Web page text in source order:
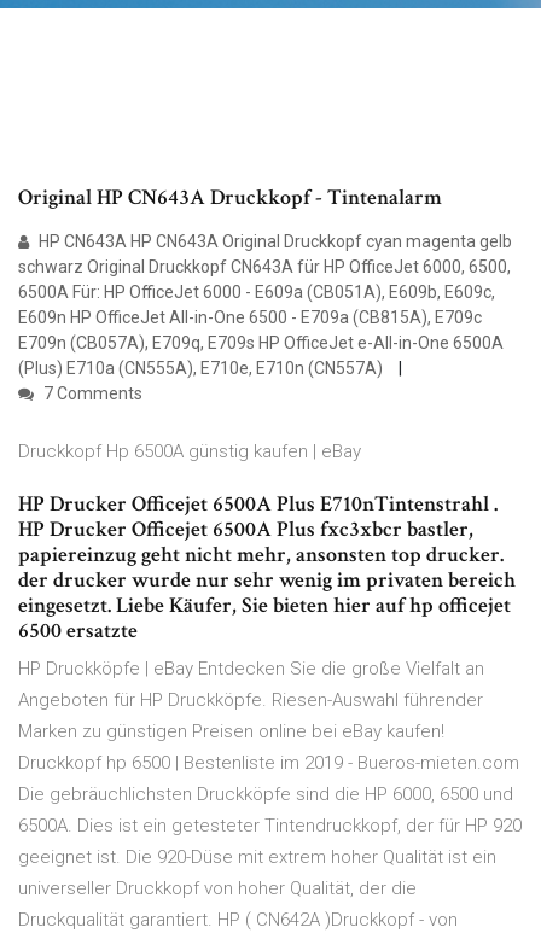
Original HP CN643A Druckkopf - Tintenalarm
HP CN643A HP CN643A Original Druckkopf cyan magenta gelb
schwarz Original Druckkopf CN643A für HP OfficeJet 6000, 6500,
6500A Für: HP OfficeJet 6000 - E609a (CB051A), E609b, E609c,
E609n HP OfficeJet All-in-One 6500 - E709a (CB815A), E709c
E709n (CB057A), E709q, E709s HP OfficeJet e-All-in-One 6500A
(Plus) E710a (CN555A), E710e, E710n (CN557A)
7 Comments
Druckkopf Hp 6500A günstig kaufen | eBay
HP Drucker Officejet 6500A Plus E710nTintenstrahl .
HP Drucker Officejet 6500A Plus fxc3xbcr bastler,
papiereinzug geht nicht mehr, ansonsten top drucker.
der drucker wurde nur sehr wenig im privaten bereich
eingesetzt. Liebe Käufer, Sie bieten hier auf hp officejet
6500 ersatzte
HP Druckköpfe | eBay Entdecken Sie die große Vielfalt an
Angeboten für HP Druckköpfe. Riesen-Auswahl führender
Marken zu günstigen Preisen online bei eBay kaufen!
Druckkopf hp 6500 | Bestenliste im 2019 - Bueros-mieten.com
Die gebräuchlichsten Druckköpfe sind die HP 6000, 6500 und
6500A. Dies ist ein getesteter Tintendruckkopf, der für HP 920
geeignet ist. Die 920-Düse mit extrem hoher Qualität ist ein
universeller Druckkopf von hoher Qualität, der die
Druckqualität garantiert. HP ( CN642A )Druckkopf - von